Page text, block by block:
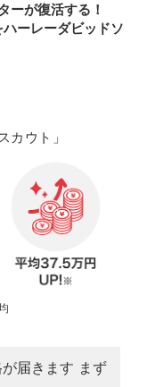
ーが復活する！
ーレーダビッドソ
カウト」